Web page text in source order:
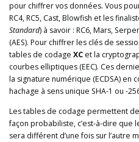
pour chiffrer vos données. Vous
RC4, RC5, Cast, Blowfish et les
Standard) à savoir : RC6, Mars,
(AES). Pour chiffrer les clés de
tables de codage XC et la
courbes elliptiques (EEC). Ces
la signature numérique (ECDSA) en
hachage à sens unique SHA-1 ou -
Les tables de codage permettent
façon probabiliste, c’est-à-dire que
sera différent d’une fois sur l’autre